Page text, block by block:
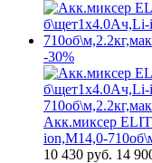
-30%
Акк.миксер
ion,М14,0-
10 430 руб. 14